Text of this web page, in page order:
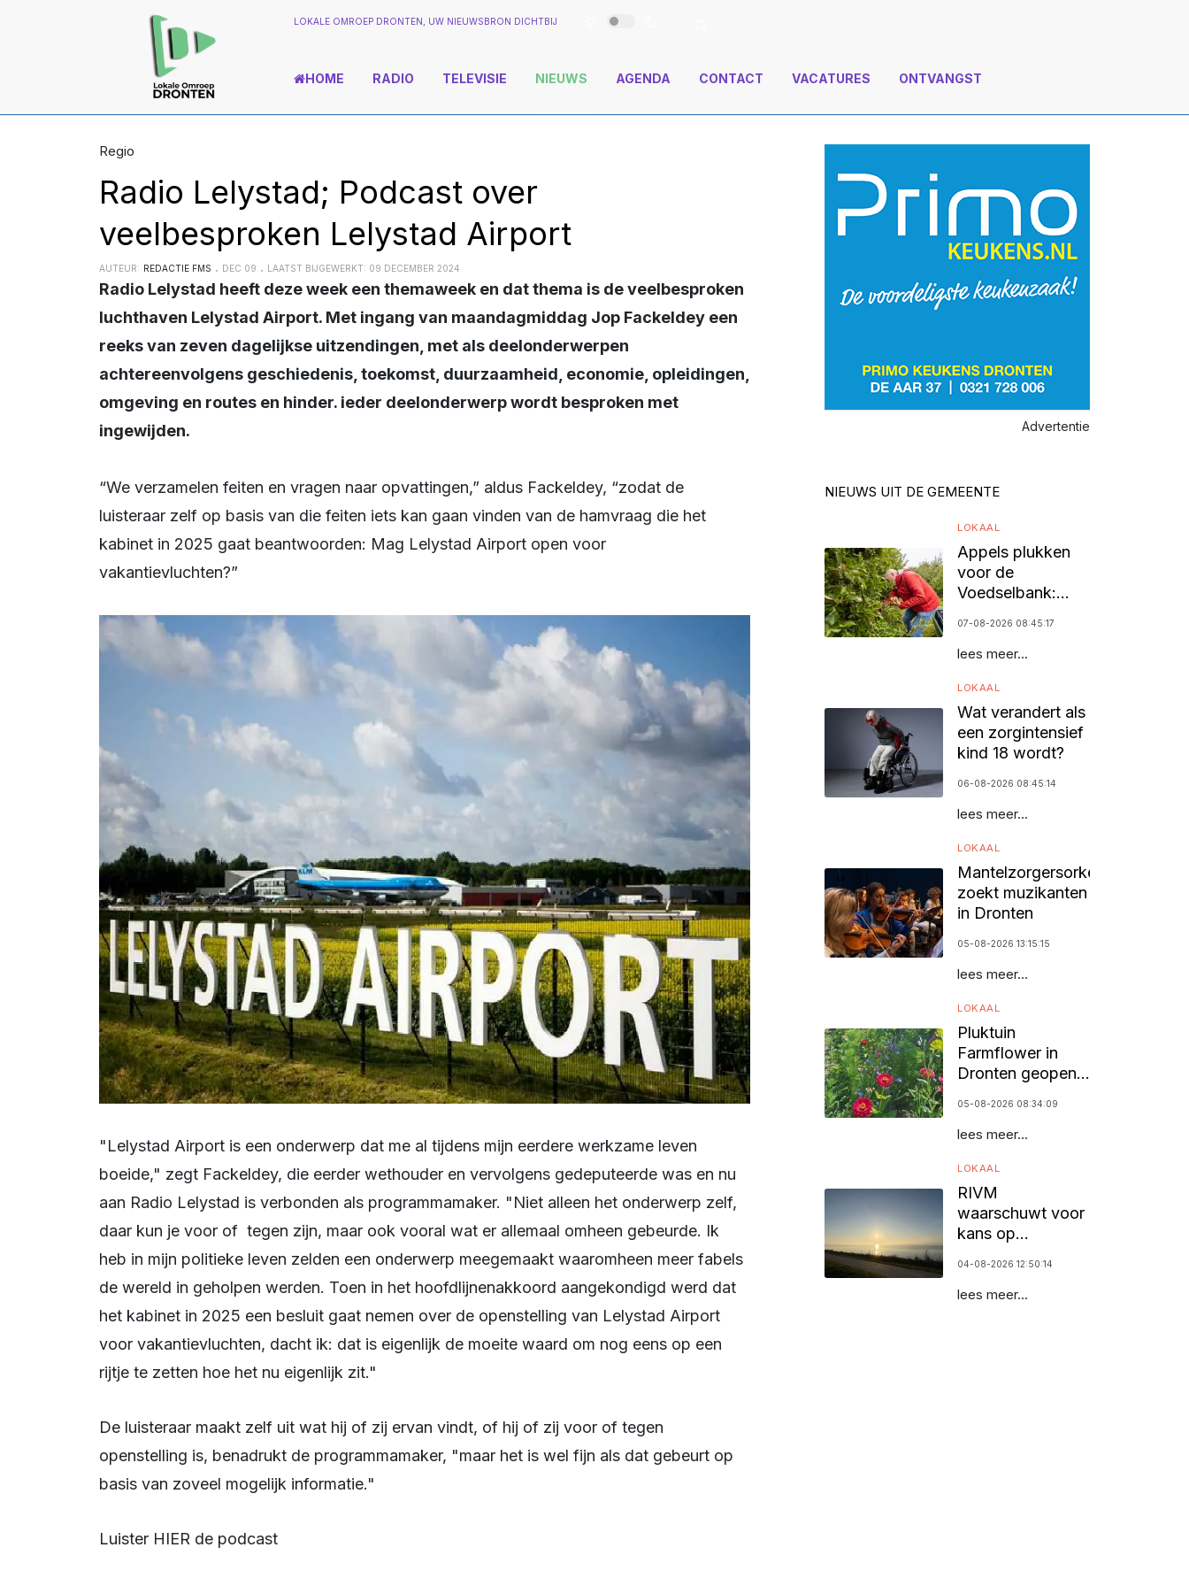
LOKALE OMROEP DRONTEN, UW NIEUWSBRON DICHTBIJ
HOME RADIO TELEVISIE NIEUWS AGENDA CONTACT VACATURES ONTVANGST
Regio
Radio Lelystad; Podcast over
veelbesproken Lelystad Airport
AUTEUR: REDACTIE FMS DEC 09 LAATST BIJGEWERKT: 09 DECEMBER 2024
Radio Lelystad heeft deze week een themaweek en dat thema is de veelbesproken
luchthaven Lelystad Airport. Met ingang van maandagmiddag Jop Fackeldey een
reeks van zeven dagelijkse uitzendingen, met als deelonderwerpen
achtereenvolgens geschiedenis, toekomst, duurzaamheid, economie, opleidingen,
omgeving en routes en hinder. ieder deelonderwerp wordt besproken met
ingewijden.
“We verzamelen feiten en vragen naar opvattingen,” aldus Fackeldey, “zodat de
luisteraar zelf op basis van die feiten iets kan gaan vinden van de hamvraag die het
kabinet in 2025 gaat beantwoorden: Mag Lelystad Airport open voor
vakantievluchten?”
"Lelystad Airport is een onderwerp dat me al tijdens mijn eerdere werkzame leven
boeide," zegt Fackeldey, die eerder wethouder en vervolgens gedeputeerde was en nu
aan Radio Lelystad is verbonden als programmamaker. "Niet alleen het onderwerp zelf,
daar kun je voor of tegen zijn, maar ook vooral wat er allemaal omheen gebeurde. Ik
heb in mijn politieke leven zelden een onderwerp meegemaakt waaromheen meer fabels
de wereld in geholpen werden. Toen in het hoofdlijnenakkoord aangekondigd werd dat
het kabinet in 2025 een besluit gaat nemen over de openstelling van Lelystad Airport
voor vakantievluchten, dacht ik: dat is eigenlijk de moeite waard om nog eens op een
rijtje te zetten hoe het nu eigenlijk zit."
De luisteraar maakt zelf uit wat hij of zij ervan vindt, of hij of zij voor of tegen
openstelling is, benadrukt de programmamaker, "maar het is wel fijn als dat gebeurt op
basis van zoveel mogelijk informatie."
Luister HIER de podcast
Advertentie
NIEUWS UIT DE GEMEENTE
LOKAAL
Appels plukken
voor de
Voedselbank:
07-08-2026 08:45:17
lees meer...
LOKAAL
Wat verandert als
een zorgintensief
kind 18 wordt?
06-08-2026 08:45:14
lees meer...
LOKAAL
Mantelzorgersorkest
zoekt muzikanten
in Dronten
05-08-2026 13:15:15
lees meer...
LOKAAL
Pluktuin
Farmflower in
Dronten geopend
05-08-2026 08:34:09
lees meer...
LOKAAL
RIVM
waarschuwt voor
kans op
04-08-2026 12:50:14
lees meer...